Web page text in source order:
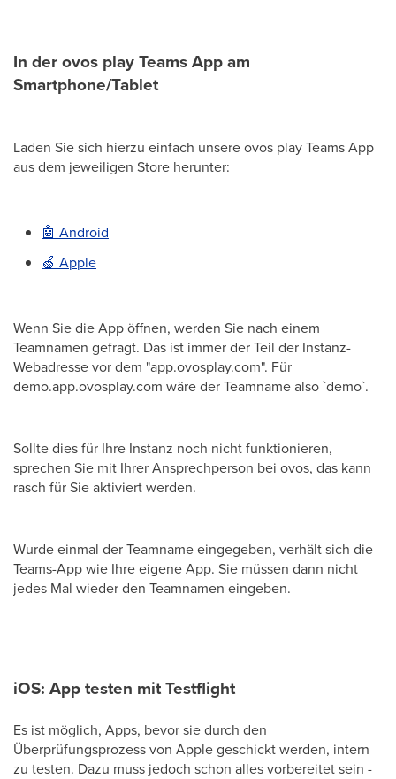
In der ovos play Teams App am
Smartphone/Tablet
Laden Sie sich hierzu einfach unsere ovos play Teams App
aus dem jeweiligen Store herunter:
🤖 Android
🍏 Apple
Wenn Sie die App öffnen, werden Sie nach einem
Teamnamen gefragt. Das ist immer der Teil der Instanz-
Webadresse vor dem "app.ovosplay.com". Für
demo.app.ovosplay.com wäre der Teamname also `demo`.
Sollte dies für Ihre Instanz noch nicht funktionieren,
sprechen Sie mit Ihrer Ansprechperson bei ovos, das kann
rasch für Sie aktiviert werden.
Wurde einmal der Teamname eingegeben, verhält sich die
Teams-App wie Ihre eigene App. Sie müssen dann nicht
jedes Mal wieder den Teamnamen eingeben.
iOS: App testen mit Testflight
Es ist möglich, Apps, bevor sie durch den
Überprüfungsprozess von Apple geschickt werden, intern
zu testen. Dazu muss jedoch schon alles vorbereitet sein -